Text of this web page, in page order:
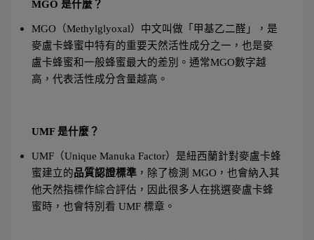
MGO 是什麼？
MGO（Methylglyoxal）中文叫做「甲基乙二醛」，是
麥盧卡蜂蜜中特有的重要天然活性成分之一，也是麥
盧卡蜂蜜和一般蜂蜜最大的差別。通常MGO數字越
高，代表活性成分含量越高。
UMF 是什麼？
UMF（Unique Manuka Factor）是紐西蘭針對麥盧卡蜂
蜜建立的品質認證標準 ，除了檢測 MGO，也會納入其
他天然指標作綜合評估，因此很多人在挑選麥盧卡蜂
蜜時，也會特別看 UMF 標章。